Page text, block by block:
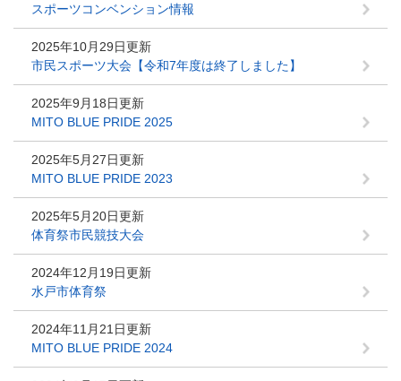
スポーツコンベンション情報
2025年10月29日更新
市民スポーツ大会【令和7年度は終了しました】
2025年9月18日更新
MITO BLUE PRIDE 2025
2025年5月27日更新
MITO BLUE PRIDE 2023
2025年5月20日更新
体育祭市民競技大会
2024年12月19日更新
水戸市体育祭
2024年11月21日更新
MITO BLUE PRIDE 2024